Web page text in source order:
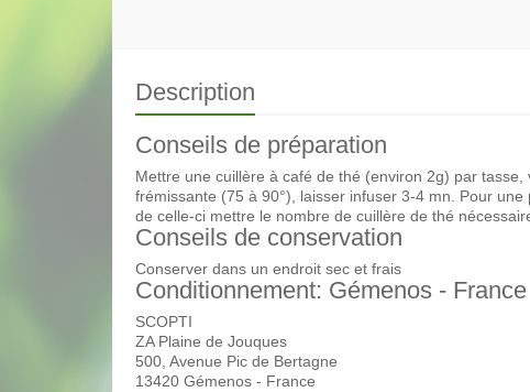
Description
Conseils de préparation
Mettre une cuillère à café de thé (environ 2g) par
frémissante (75 à 90°), laisser infuser 3-4 mn. Pour
de celle-ci mettre le nombre de cuillère de thé
Conseils de conservation
Conserver dans un endroit sec et frais
Conditionnement: Gémenos - France
SCOPTI
ZA Plaine de Jouques
500, Avenue Pic de Bertagne
13420 Gémenos - France